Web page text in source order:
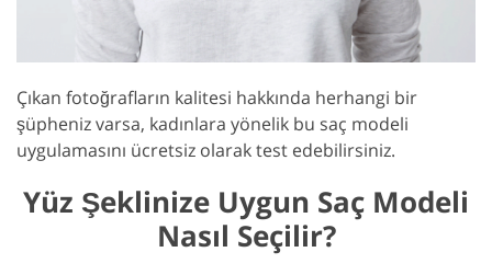
Çıkan fotoğrafların kalitesi hakkında herhangi bir
şüpheniz varsa, kadınlara yönelik bu saç modeli
uygulamasını ücretsiz olarak test edebilirsiniz.
Yüz Şeklinize Uygun Saç Modeli
Nasıl Seçilir?